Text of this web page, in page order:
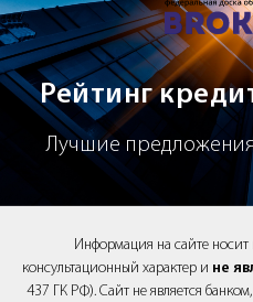
Рейтинг
Лучшие
Информация на сайте
консультационный характер и не
437 ГК РФ). Сайт не является